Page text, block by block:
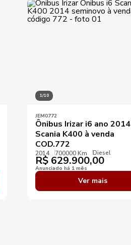
1/10
JEM0772
Ônibus Irizar i6 ano 2014
Scania K400 à venda
COD.772
2014 700000 Km Diesel
R$ 629.900,00
Anunciado há 1 mês
Ver mais